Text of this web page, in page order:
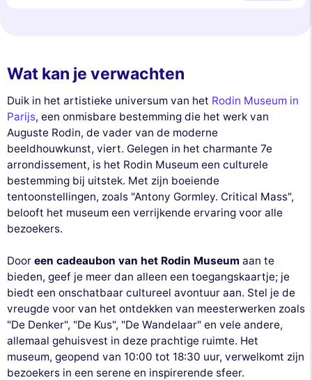
Wat kan je verwachten
Duik in het artistieke universum van het Rodin Museum in
Parijs, een onmisbare bestemming die het werk van
Auguste Rodin, de vader van de moderne
beeldhouwkunst, viert. Gelegen in het charmante 7e
arrondissement, is het Rodin Museum een culturele
bestemming bij uitstek. Met zijn boeiende
tentoonstellingen, zoals "Antony Gormley. Critical Mass",
belooft het museum een verrijkende ervaring voor alle
bezoekers.
Door een cadeaubon van het Rodin Museum aan te
bieden, geef je meer dan alleen een toegangskaartje; je
biedt een onschatbaar cultureel avontuur aan. Stel je de
vreugde voor van het ontdekken van meesterwerken zoals
"De Denker", "De Kus", "De Wandelaar" en vele andere,
allemaal gehuisvest in deze prachtige ruimte. Het
museum, geopend van 10:00 tot 18:30 uur, verwelkomt zijn
bezoekers in een serene en inspirerende sfeer.